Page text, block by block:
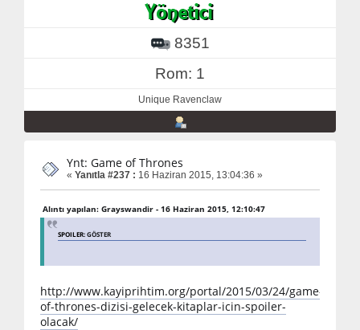
8351
Rom: 1
Unique Ravenclaw
Ynt: Game of Thrones
« Yanıtla #237 : 16 Haziran 2015, 13:04:36 »
Alıntı yapılan: Grayswandir - 16 Haziran 2015, 12:10:47
SPOILER:GÖSTER
http://www.kayiprihtim.org/portal/2015/03/24/game-
of-thrones-dizisi-gelecek-kitaplar-icin-spoiler-
olacak/